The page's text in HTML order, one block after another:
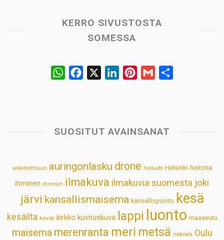
KERRO SIVUSTOSTA
SOMESSA
W
s
p
b
k
e
n
e
s
t
l
SUOSITUT AVAINSANAT
arkkitehtuuri auringonlasku drone hailuoto Helsinki historia
ihminen ihmiset ilmakuva ilmakuvia suomesta joki
järvi kansallismaisema kansallispuisto kesä
kesäilta kevät kirkko kuvituskuva lappi luonto maaseutu
maisema merenranta meri metsä näköala Oulu